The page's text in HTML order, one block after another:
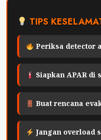
TIPS
Periksa detector
Siapkan APAR di
Buat rencana
Jangan overload